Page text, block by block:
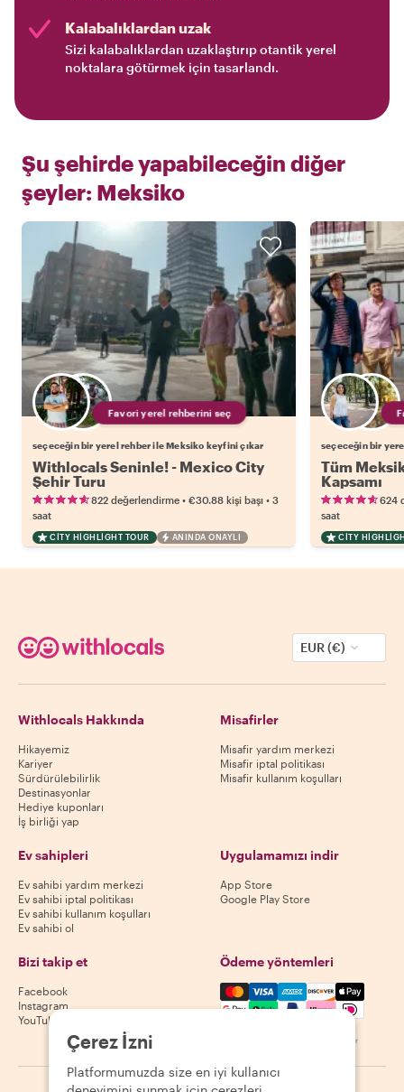
Kalabalıklardan uzak
Sizi kalabalıklardan uzaklaştırıp otantik yerel
noktalara götürmek için tasarlandı.
Şu şehirde yapabileceğin diğer
şeyler: Meksiko
Favori yerel rehberini seç
seçeceğin bir yerel rehber ile Meksiko keyfini çıkar
Withlocals Seninle! - Mexico City
Şehir Turu
822 değerlendirme • €30.88 kişi başı • 3
saat
CITY HIGHLIGHT TOUR ANINDA ONAYLI
seçeceğin bir
Tüm
Kapsamı
624
saat
CITY
EUR (€)
Withlocals Hakkında
Hikayemiz
Kariyer
Sürdürülebilirlik
Destinasyonlar
Hediye kuponları
İş birliği yap
Misafirler
Misafir yardım merkezi
Misafir iptal politikası
Misafir kullanım koşulları
Ev sahipleri
Ev sahibi yardım merkezi
Ev sahibi iptal politikası
Ev sahibi kullanım koşulları
Ev sahibi ol
Uygulamamızı indir
App Store
Google Play Store
Bizi takip et
Facebook
Instagram
YouTube
Ödeme yöntemleri
Mastercard, Visa, Amex,
Kullanılabilirlik destinasyona göre değişir
Çerez İzni
Platformumuzda size en iyi kullanıcı